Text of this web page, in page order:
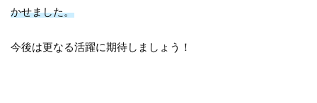
かせました。
今後は更なる活躍に期待しましょう！